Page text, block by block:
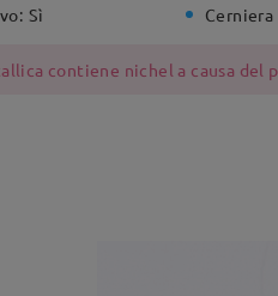
Sì Cerniera
contiene nichel a causa